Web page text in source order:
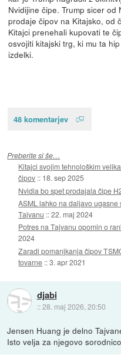
Nvidijine čipe. Trump sicer
prodaje čipov na Kitajsko, od
Kitajci prenehali kupovati te
osvojiti kitajski trg, ki mu ta
izdelki.
48 komentarjev
Preberite si še…
Kitajci svojim tehnološkim
čipov :: 18. sep 2025
Nvidia bo spet prodajala čipe
ASML lahko na daljavo
Tajvanu ::22. maj 2024
Potres na Tajvanu opomin o
2024
Zaradi pomanjkanja čipov
tovarne ::3. apr 2021
djabi
::28. maj 2026, 20:50
Jensen Huang je delno
Isto velja za njegovo